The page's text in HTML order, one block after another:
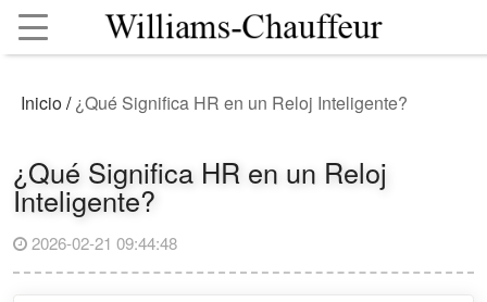
Inicio/¿Qué Significa HR en un Reloj Inteligente?
¿Qué Significa HR en un Reloj
Inteligente?
2026-02-21 09:44:48